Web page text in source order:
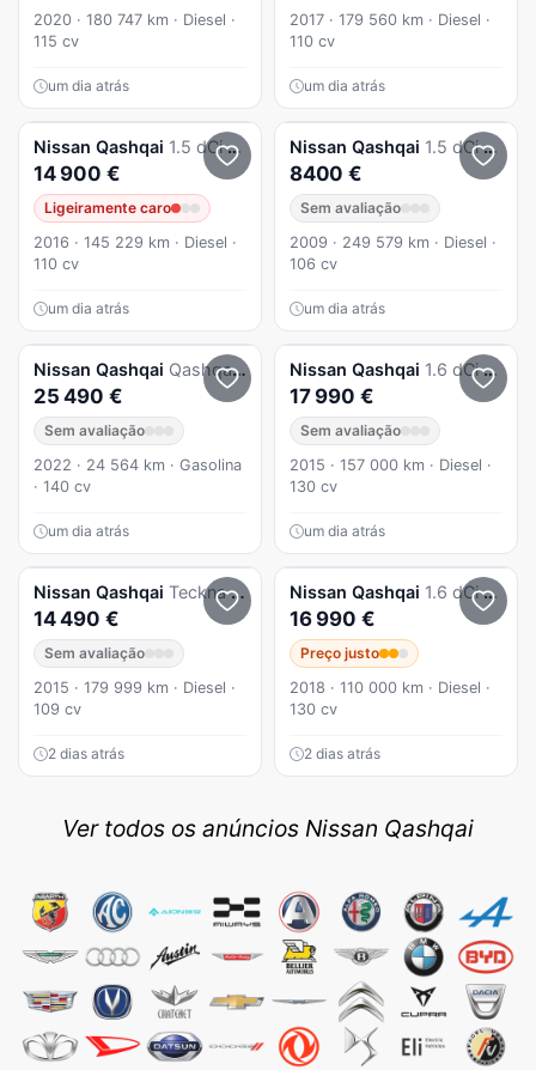
2020 · 180 747 km · Diesel ·
115 cv
um dia atrás
2017 · 179 560 km · Diesel ·
110 cv
um dia atrás
Nissan Qashqai 1.5 dCi N-Connecta 18
14 900 €
Ligeiramente caro
2016 · 145 229 km · Diesel ·
110 cv
um dia atrás
Nissan Qashqai 1.5 dCi Acenta
8400 €
Sem avaliação
2009 · 249 579 km · Diesel ·
106 cv
um dia atrás
Nissan Qashqai Qashqai 1.3 DIG-T Tekna
25 490 €
Sem avaliação
2022 · 24 564 km · Gasolina
· 140 cv
um dia atrás
Nissan Qashqai 1.6 dCi N-Connecta 18 Xtronic
17 990 €
Sem avaliação
2015 · 157 000 km · Diesel ·
130 cv
um dia atrás
Nissan Qashqai Teckna Premium
14 490 €
Sem avaliação
2015 · 179 999 km · Diesel ·
109 cv
2 dias atrás
Nissan Qashqai 1.6 dCi Tekna Premium
16 990 €
Preço justo
2018 · 110 000 km · Diesel ·
130 cv
2 dias atrás
Ver todos os anúncios Nissan Qashqai